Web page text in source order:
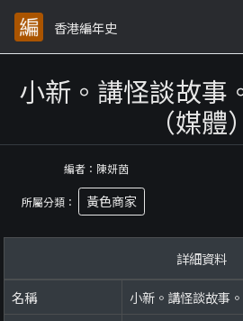
香港編年史
小新。講怪談故事
（媒體）
編者：陳妍茵
所屬分類： 黃色商家
詳細資料
名稱
小新。講怪談故事。